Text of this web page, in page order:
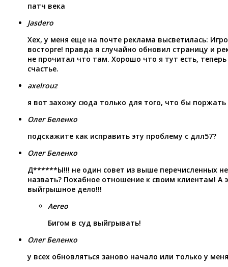
патч века
Jasdero
Хех, у меня еще на почте реклама высветилась:
восторге! правда я случайно обновил страницу и
не прочитал что там. Хорошо что я тут есть,
счастье.
axelrouz
я вот захожу сюда только для того, что бы поржать
Олег Беленко
подскажите как исправить эту проблему с длл57?
Олег Беленко
Д******Ы!!! не один совет из выше перечисленных
назвать? Похабное отношение к своим клиентам! А
выйгрышное дело!!!
Aereo
Бигом в суд выйгрывать!
Олег Беленко
у всех обновляться заново начало или только у